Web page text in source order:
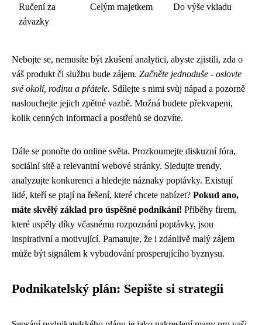
Ručení za
závazky
Celým majetkem Do výše vkladu
Nebojte se, nemusíte být zkušení analytici, abyste zjistili, zda o
váš produkt či službu bude zájem. Začněte jednoduše - oslovte
své okolí, rodinu a přátele. Sdílejte s nimi svůj nápad a pozorně
naslouchejte jejich zpětné vazbě. Možná budete překvapeni,
kolik cenných informací a postřehů se dozvíte.
Dále se ponořte do online světa. Prozkoumejte diskuzní fóra,
sociální sítě a relevantní webové stránky. Sledujte trendy,
analyzujte konkurenci a hledejte náznaky poptávky. Existují
lidé, kteří se ptají na řešení, které chcete nabízet? Pokud ano,
máte skvělý základ pro úspěšné podnikání! Příběhy firem,
které uspěly díky včasnému rozpoznání poptávky, jsou
inspirativní a motivující. Pamatujte, že i zdánlivě malý zájem
může být signálem k vybudování prosperujícího byznysu.
Podnikatelský plán: Sepište si strategii